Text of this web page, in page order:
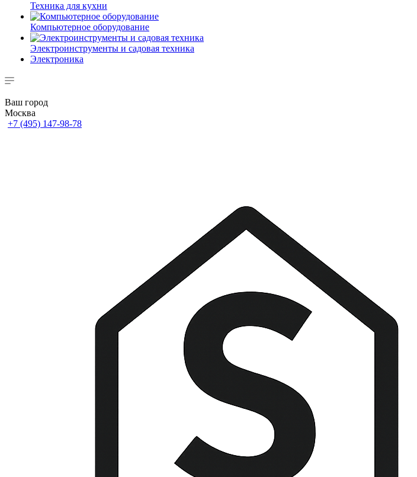
Техника для кухни
Компьютерное оборудование
Электроинструменты и садовая техника
Электроника
Ваш город
Москва
+7 (495) 147-98-78